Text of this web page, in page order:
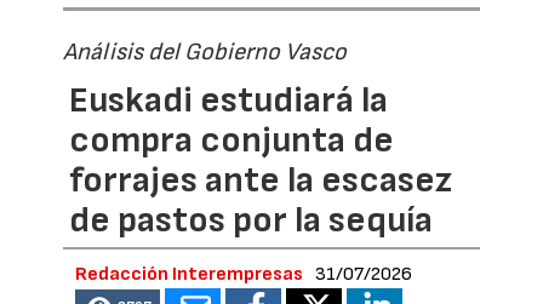
Análisis del Gobierno Vasco
Euskadi estudiará la
compra conjunta de
forrajes ante la escasez
de pastos por la sequía
Redacción Interempresas 31/07/2026